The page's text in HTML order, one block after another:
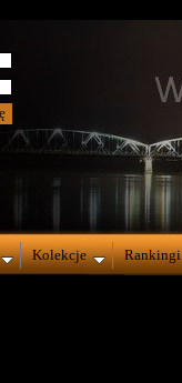
Kolekcje Rankingi